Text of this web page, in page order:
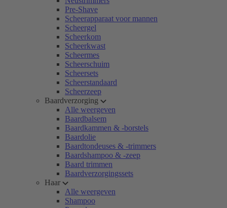
Pre-Shave
Scheerapparaat voor mannen
Scheergel
Scheerkom
Scheerkwast
Scheermes
Scheerschuim
Scheersets
Scheerstandaard
Scheerzeep
Baardverzorging
Alle weergeven
Baardbalsem
Baardkammen & -borstels
Baardolie
Baardtondeuses & -trimmers
Baardshampoo & -zeep
Baard trimmen
Baardverzorgingssets
Haar
Alle weergeven
Shampoo